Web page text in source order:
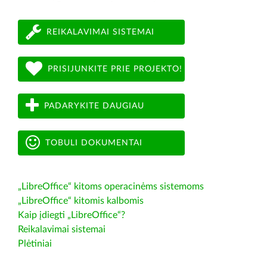
REIKALAVIMAI SISTEMAI
PRISIJUNKITE PRIE PROJEKTO!
PADARYKITE DAUGIAU
TOBULI DOKUMENTAI
„LibreOffice“ kitoms operacinėms sistemoms
„LibreOffice“ kitomis kalbomis
Kaip įdiegti „LibreOffice“?
Reikalavimai sistemai
Plėtiniai